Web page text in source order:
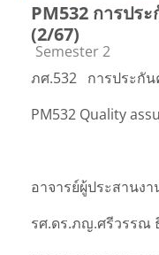
PM532 การปร
(2/67)
Course category
Semester 2
ภศ.532 การประกั
PM532 Quality
อาจารย์ผู้ประสานง
รศ.ดร.ภญ.ศรีวรรณ